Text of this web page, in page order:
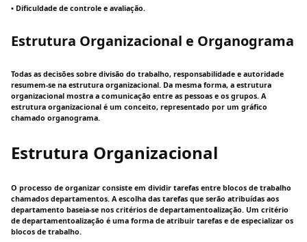
• Dificuldade de controle e avaliação.
Estrutura Organizacional e Organograma
Todas as decisões sobre divisão do trabalho, responsabilidade e autoridade
resumem-se na estrutura organizacional. Da mesma forma, a estrutura
organizacional mostra a comunicação entre as pessoas e os grupos. A
estrutura organizacional é um conceito, representado por um gráfico
chamado organograma.
Estrutura Organizacional
O processo de organizar consiste em dividir tarefas entre blocos de trabalho
chamados departamentos. A escolha das tarefas que serão atribuídas aos
departamento baseia-se nos critérios de departamentoalização. Um critério
de departamentoalização é uma forma de atribuir tarefas e de especializar os
blocos de trabalho.